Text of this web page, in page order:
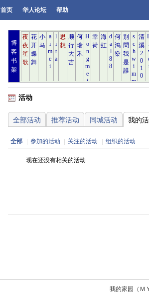
首页 华人论坛 帮助
博
客
书
架
活动
全部活动 推荐活动 同城活动 我的
全部 参加的活动 关注的活动 组织的活动
现在还没有相关的活动
我的家园（